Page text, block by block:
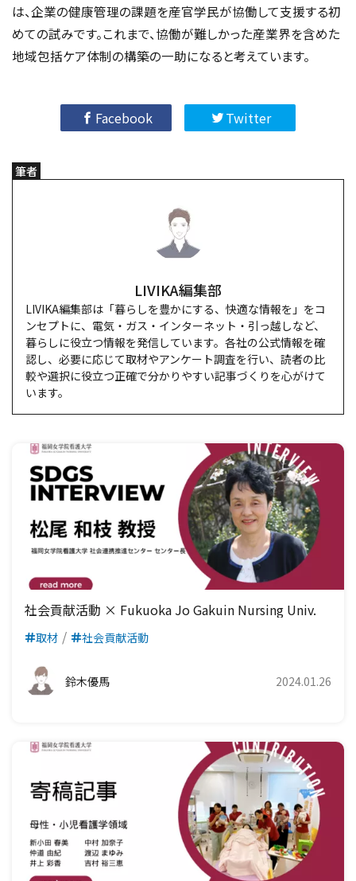
は、企業の健康管理の課題を産官学民が協働して支援する初
めての試みです。これまで、協働が難しかった産業界を含めた
地域包括ケア体制の構築の一助になると考えています。
Facebook Twitter
筆者
LIVIKA編集部
LIVIKA編集部は「暮らしを豊かにする、快適な情報を」をコ
ンセプトに、電気・ガス・インターネット・引っ越しなど、
暮らしに役立つ情報を発信しています。各社の公式情報を確
認し、必要に応じて取材やアンケート調査を行い、読者の比
較や選択に役立つ正確で分かりやすい記事づくりを心がけて
います。
社会貢献活動 × Fukuoka Jo Gakuin Nursing Univ.
取材 社会貢献活動
鈴木優馬 2024.01.26